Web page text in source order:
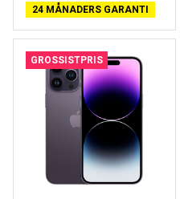
24 MÅNADERS GARANTI
GROSSISTPRIS